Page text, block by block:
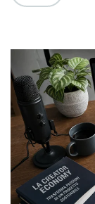
Packaging
canale
Errori che
Piano di
90 giorni
Funnel
Controllo
content.faq.title